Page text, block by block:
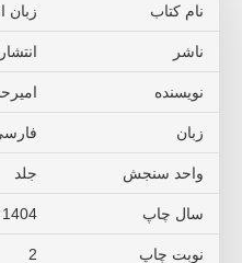
نام کتاب زبان انگلیسی 3
ناشر
نویسنده
زبان
واحد سنجش جلد
سال چاپ 1404
نوبت چاپ 2